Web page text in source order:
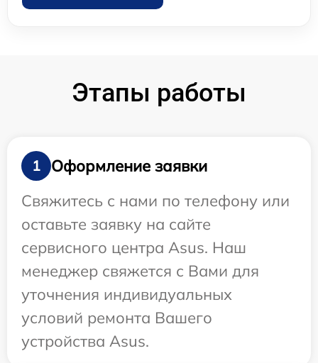
Этапы работы
1
Оформление заявки
Свяжитесь с нами по телефону или
оставьте заявку на сайте
сервисного центра Asus. Наш
менеджер свяжется с Вами для
уточнения индивидуальных
условий ремонта Вашего
устройства Asus.